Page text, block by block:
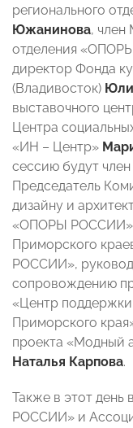
регионального
Южанинова, член
отделения
директор Фонда
(Владивосток)
выставочного
Центра
«ИН – Центр»
сессию будут
Председатель
дизайну и
«ОПОРЫ РОССИИ»
Приморского
РОССИИ»,
сопровождению
«Центр
Приморского
проекта «Модный
Наталья Карпова.
Также в этот
РОССИИ» и